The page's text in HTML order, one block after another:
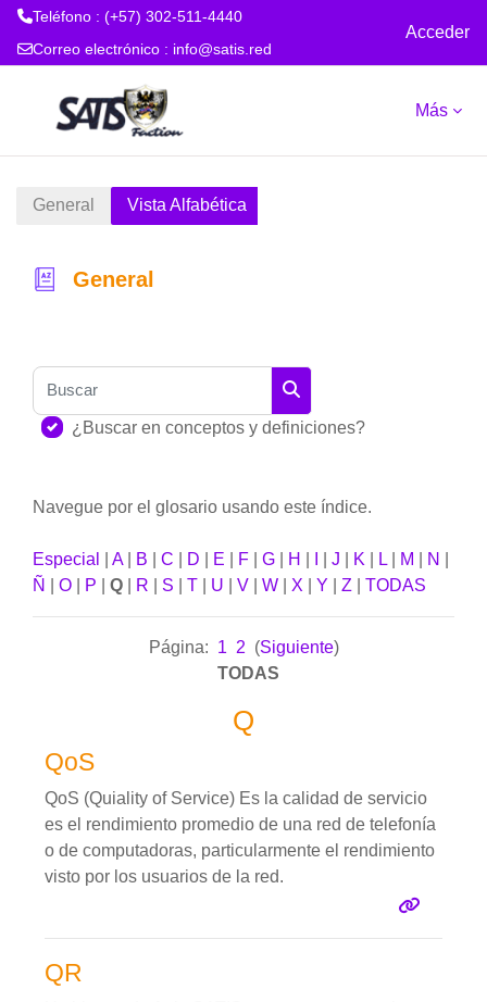
Teléfono : (+57) 302-511-4440
Correo electrónico : info@satis.red
Acceder
Más
General Vista Alfabética
General
Buscar
Buscar
¿Buscar en conceptos y definiciones?
Navegue por el glosario usando este índice.
Especial A| B C D E F G H J K L M N
Ñ
O P Q R S T U V W X Y Z TODAS
Página: 1 2 (Siguiente)
TODAS
Q
QoS
QoS (Quiality of Service) Es la calidad de servicio
es el rendimiento promedio de una red de telefonía
o de computadoras, particularmente el rendimiento
visto por los usuarios de la red.
QR